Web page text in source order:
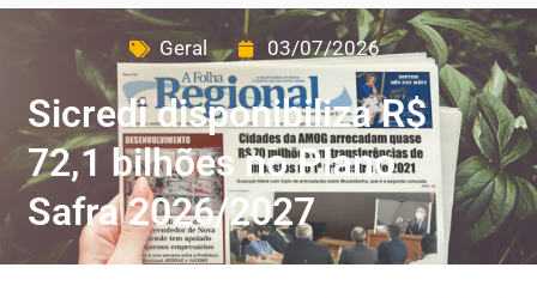
Geral 03/07/2026
Sicredi disponibiliza R$
72,1 bilhões no Plano
Safra 2026/2027